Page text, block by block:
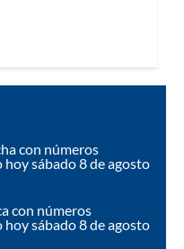
con números
sábado 8 de agosto
con números
sábado 8 de agosto